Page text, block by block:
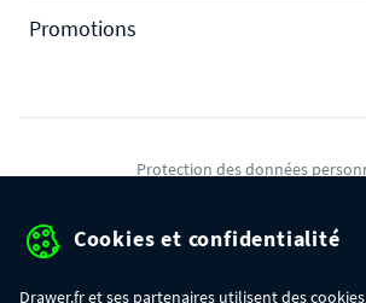
Promotions
Protection des données
Cookies et confidentialité
Drawer.fr et ses partenaires utilisent des